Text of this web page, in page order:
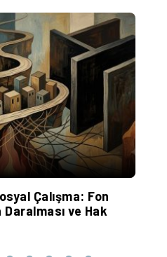
Çalışma: Fon
Daralması ve Hak